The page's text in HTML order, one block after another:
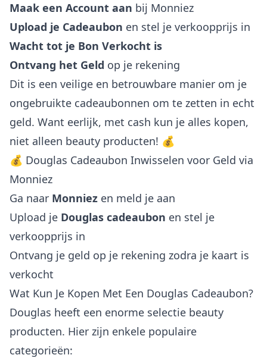
Maak een Account aan bij Monniez
Upload je Cadeaubon en stel je verkoopprijs in
Wacht tot je Bon Verkocht is
Ontvang het Geld op je rekening
Dit is een veilige en betrouwbare manier om je
ongebruikte cadeaubonnen om te zetten in echt
geld. Want eerlijk, met cash kun je alles kopen,
niet alleen beauty producten! 💰
💰 Douglas Cadeaubon Inwisselen voor Geld via
Monniez
Ga naar Monniez en meld je aan
Upload je Douglas cadeaubon en stel je
verkoopprijs in
Ontvang je geld op je rekening zodra je kaart is
verkocht
Wat Kun Je Kopen Met Een Douglas Cadeaubon?
Douglas heeft een enorme selectie beauty
producten. Hier zijn enkele populaire
categorieën: